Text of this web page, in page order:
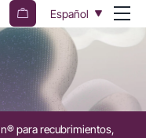
Español
para recubrimientos,